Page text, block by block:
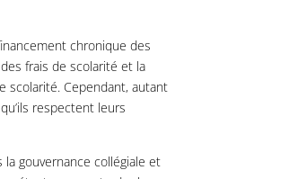
chronique des
frais de scolarité et la
scolarité. Cependant, autant
respectent leurs
gouvernance collégiale et